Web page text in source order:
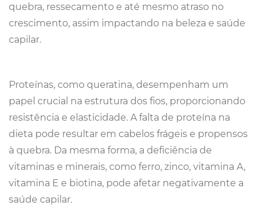
quebra, ressecamento e até mesmo atraso no
crescimento, assim impactando na beleza e saúde
capilar.
Proteínas, como queratina, desempenham um
papel crucial na estrutura dos fios, proporcionando
resistência e elasticidade. A falta de proteína na
dieta pode resultar em cabelos frágeis e propensos
à quebra. Da mesma forma, a deficiência de
vitaminas e minerais, como ferro, zinco, vitamina A,
vitamina E e biotina, pode afetar negativamente a
saúde capilar.